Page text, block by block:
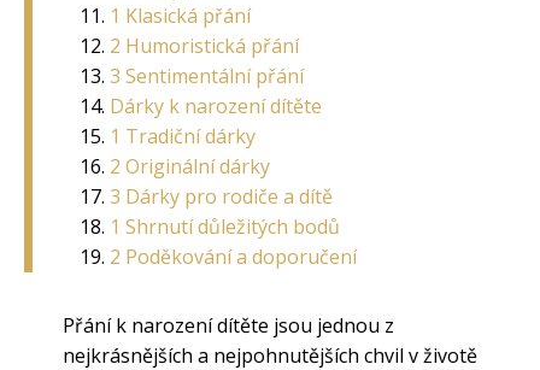
1 Klasická přání
2 Humoristická přání
3 Sentimentální přání
Dárky k narození dítěte
1 Tradiční dárky
2 Originální dárky
3 Dárky pro rodiče a dítě
1 Shrnutí důležitých bodů
2 Poděkování a doporučení
Přání k narození dítěte jsou jednou z
nejkrásnějších a nejpohnutějších chvil v životě